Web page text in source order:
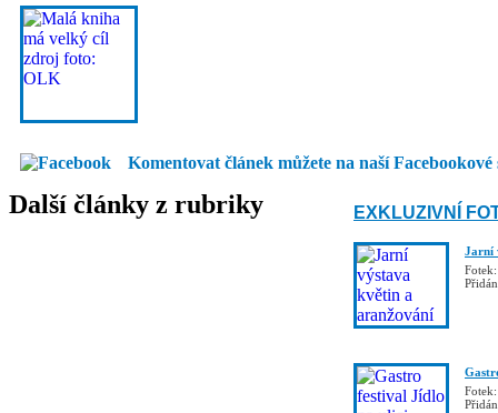
Komentovat článek můžete na naší Facebookové
Další články z rubriky EXKLUZIVNÍ
Jarní